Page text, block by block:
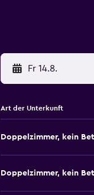
Fr 14.8.
Art der Unterkunft
Doppelzimmer, kein
Doppelzimmer, kein